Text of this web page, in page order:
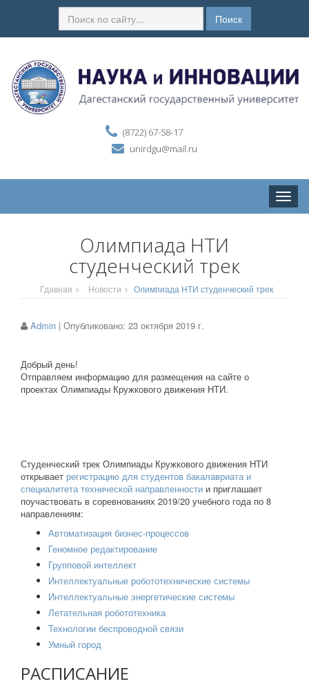
Поиск
(8722) 67-58-17
unirdgu@mail.ru
Toggle
Олимпиада НТИ
студенческий трек
Гдавная Новости Олимпиада НТИ студенческий трек
Admin | Опубликовано: 23 октября 2019 г.
Добрый день!
Отправляем информацию для размещения на сайте о
проектах Олимпиады Кружкового движения НТИ.
Студенческий трек Олимпиады Кружкового движения НТИ
открывает регистрацию для студентов бакалавриата и
специалитета технической направленности и приглашает
поучаствовать в соревнованиях 2019/20 учебного года по 8
направлениям:
Автоматизация бизнес-процессов
Геномное редактирование
Групповой интеллект
Интеллектуальные робототехнические системы
Интеллектуальные энергетические системы
Летательная робототехника
Технологии беспроводной связи
Умный город
РАСПИСАНИЕ